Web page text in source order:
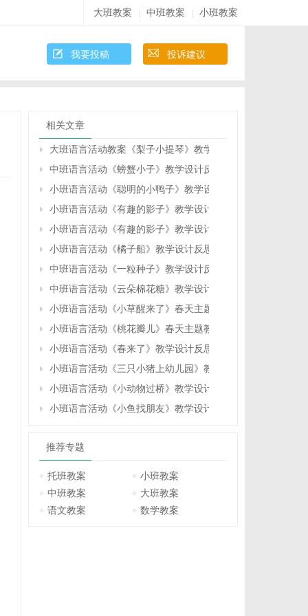
大班教案 中班教案 小班教案
我要投稿 投诉建议
相关文章
大班语言活动教案《梨子小提琴》教学设计与反思
中班语言活动《螃蟹小子》教学设计反思
小班语言活动《聪明的小鸭子》教学设计反思
小班语言活动《有趣的影子》教学设计反思
小班语言活动《有趣的影子》教学设计反思
小班语言活动《橘子船》教学设计反思
中班语言活动《一粒种子》教学设计反思
中班语言活动《云朵棉花糖》教学设计反思
小班语言活动《小草醒来了》春天主题教学设计反思
小班语言活动《桃花瓣儿》春天主题教学设计反思
小班语言活动《春来了》教学设计反思
小班语言活动《三只小猪上幼儿园》教学设计反思
小班语言活动《小动物过桥》教学设计反思
小班语言活动《小鱼找朋友》教学设计反思
推荐专题
托班教案
小班教案
中班教案
大班教案
语文教案
数学教案